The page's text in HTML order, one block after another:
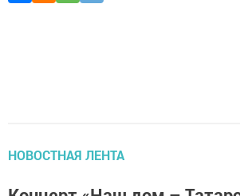
НОВОСТНАЯ ЛЕНТА